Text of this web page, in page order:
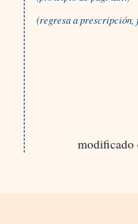
(regresa aprescripción,
modificado